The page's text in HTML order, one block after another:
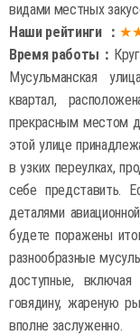
видами местных
Наши рейтинги ：
Время работы：
Мусульманская
квартал,
прекрасным местом
этой улице
в узких переулках,
себе представить.
деталями
будете поражены
разнообразные
доступные,
говядину, жареную
вполне заслуженно.